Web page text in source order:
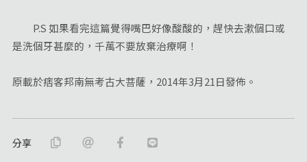
P.S 如果看完這篇覺得嘴巴好像酸酸的，趕快去漱個口或
是洗個牙甚麼的，千萬不要放棄治療啊！
原載於痞客邦南無考古大菩薩，2014年3月21日發佈。
分享